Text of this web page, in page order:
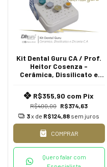
Kit Dental Guru CA / Prof.
Heitor Cosenza -
Cerâmica, Dissilicato e
R$400,00 R$374,63
R$355,90 com Pix
3x de R$124,88 sem juros
COMPRAR
Quero falar com